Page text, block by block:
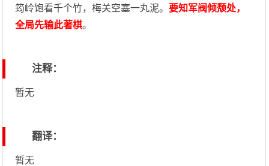
筠岭饱看千个竹，梅关空塞一丸泥。要知军阀倾颓处，
全局先输此著棋。
注释：
暂无
翻译：
暂无